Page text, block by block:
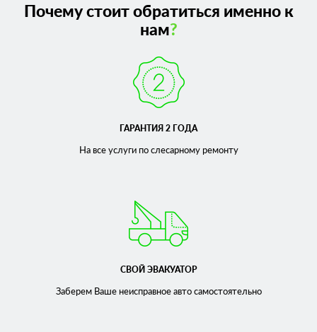
Почему стоит обратиться именно к
нам?
ГАРАНТИЯ 2 ГОДА
На все услуги по слесарномуремонту
СВОЙ ЭВАКУАТОР
Заберем Ваше неисправноеавто самостоятельно